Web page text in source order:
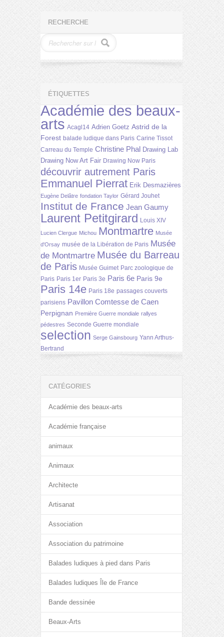
RECHERCHE
ÉTIQUETTES
Académie des beaux-
arts Acagl14 Adrien Goetz Astrid de la
Forest balade ludique dans Paris Carine Tissot
Carreau du Temple Christine Phal Drawing Lab
Drawing Now Art Fair Drawing Now Paris
découvrir autrement Paris
Emmanuel Pierrat Erik Desmazières
Eugène Delâtre fondation Taylor Gérard Jouhet
Institut de France Jean Gaumy
Laurent Petitgirard Louis XIV
Lucien Clergue Michou Montmartre Musée
d'Orsay musée de la Libération de Paris Musée
de Montmartre Musée du Barreau
de Paris Musée Guimet Parc zoologique de
Paris Paris 1er Paris 3e Paris 6e Paris 9e
Paris 14e Paris 18e passages couverts
parisiens Pavillon Comtesse de Caen
Perpignan Première Guerre mondiale rallyes
pédestres Seconde Guerre mondiale
selection Serge Gainsbourg Yann Arthus-
Bertrand
CATÉGORIES
Académie des beaux-arts
Académie française
animaux
Animaux
Architecte
Artisanat
Association
Association du patrimoine
Balades ludiques à pied dans Paris
Balades ludiques Île de France
Bande dessinée
Beaux-Arts